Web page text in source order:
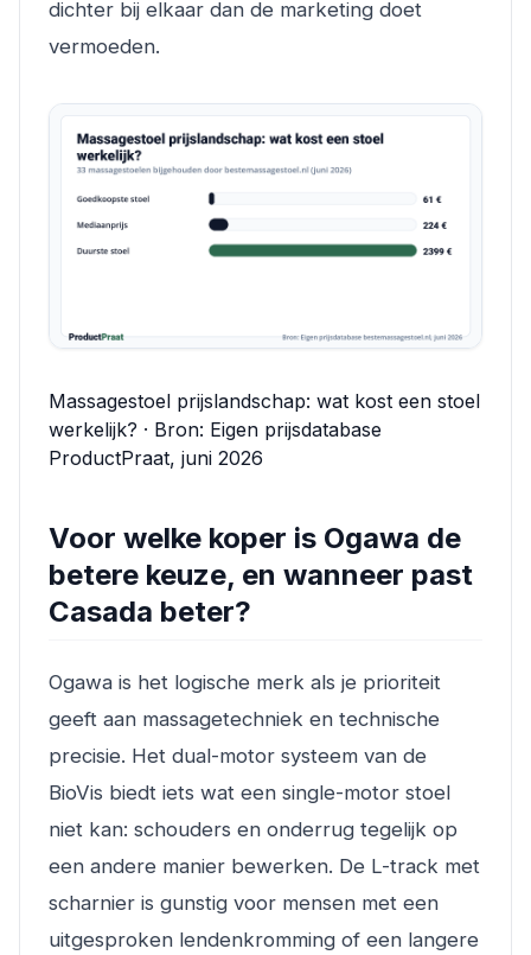
dichter bij elkaar dan de marketing doet
vermoeden.
Massagestoel prijslandschap: wat kost een stoel
werkelijk? · Bron: Eigen prijsdatabase
ProductPraat, juni 2026
Voor welke koper is Ogawa de
betere keuze, en wanneer past
Casada beter?
Ogawa is het logische merk als je prioriteit
geeft aan massagetechniek en technische
precisie. Het dual-motor systeem van de
BioVis biedt iets wat een single-motor stoel
niet kan: schouders en onderrug tegelijk op
een andere manier bewerken. De L-track met
scharnier is gunstig voor mensen met een
uitgesproken lendenkromming of een langere